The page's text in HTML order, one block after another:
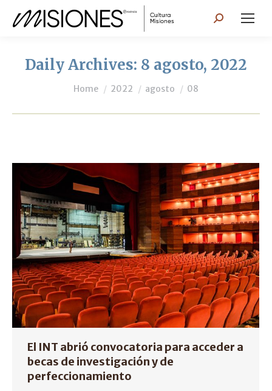
Search:
Daily Archives: 8 agosto, 2022
You are here:
Home 2022 agosto 08
El INT abrió convocatoria para acceder a
becas de investigación y de
perfeccionamiento